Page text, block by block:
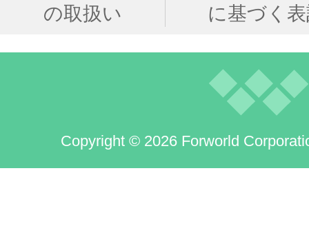
の取扱い
に基づく
Copyright © 2026 Forworld